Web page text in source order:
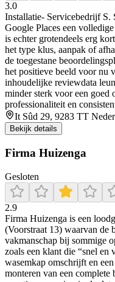
3.0
Installatie- Servicebedrijf
Google Places een
is echter grotendeels erg
het type klus, aanpak of
de toegestane
het positieve beeld voor nu
inhoudelijke reviewdata
minder sterk voor een goed
professionaliteit en
It Sûd 29, 9283 TT
Bekijk details
Firma Huizenga
Gesloten
2.9
Firma Huizenga is een
(Voorstraat 13) waarvan de
vakmanschap bij sommige
zoals een klant die “snel en
wasemkap omschrijft en
monteren van een